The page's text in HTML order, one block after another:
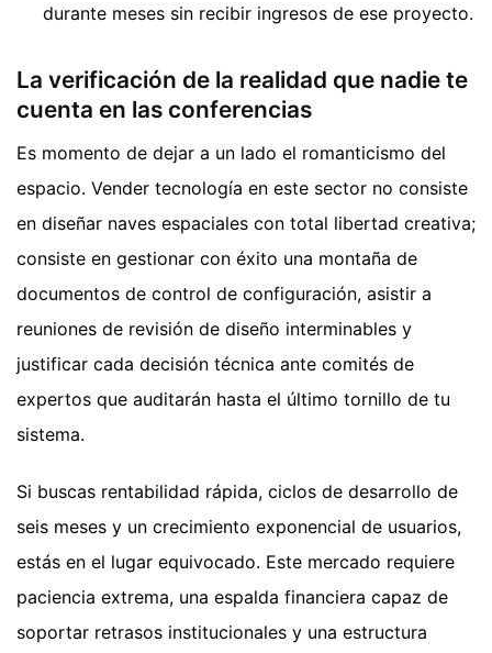
durante meses sin recibir ingresos de ese proyecto.
La verificación de la realidad que nadie te
cuenta en las conferencias
Es momento de dejar a un lado el romanticismo del
espacio. Vender tecnología en este sector no consiste
en diseñar naves espaciales con total libertad creativa;
consiste en gestionar con éxito una montaña de
documentos de control de configuración, asistir a
reuniones de revisión de diseño interminables y
justificar cada decisión técnica ante comités de
expertos que auditarán hasta el último tornillo de tu
sistema.
Si buscas rentabilidad rápida, ciclos de desarrollo de
seis meses y un crecimiento exponencial de usuarios,
estás en el lugar equivocado. Este mercado requiere
paciencia extrema, una espalda financiera capaz de
soportar retrasos institucionales y una estructura